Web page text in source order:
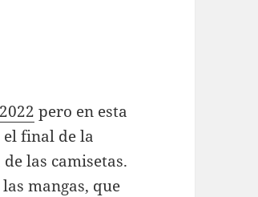
pero en esta
final de la
las camisetas.
mangas, que